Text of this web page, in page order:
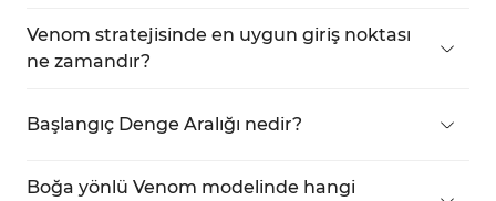
15:00–16:30) arası, ana analiz penceresidir.
Venom stratejisinde en uygun giriş noktası
ne zamandır?
değişirse ve fiyat FVG gibi anahtar bölgelere
dönerse, yüksek olasılıklı bir giriş ortaya çıkar.
Başlangıç Denge Aralığı nedir?
dalgalanmalarını yansıtan bir bölgedir.
Boğa yönlü Venom modelinde hangi